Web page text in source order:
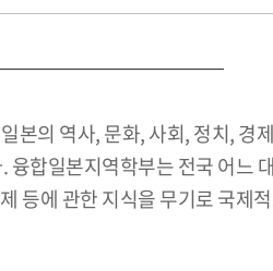
본의 역사, 문화, 사회, 정치, 경
합일본지역학부는 전국 어느
등에 관한 지식을 무기로 국제